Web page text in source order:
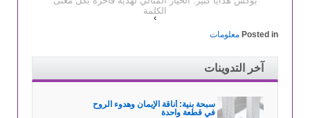
الكلمة
›
Posted in معلومات
آخر التدوينات
سبحة بنية: أناقة الإيمان وهدوء الروح
في قطعة واحدة